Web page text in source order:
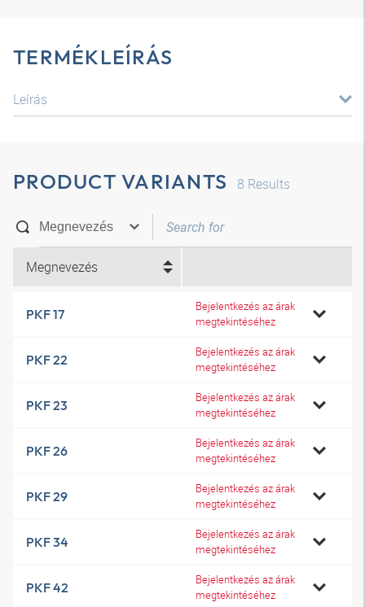
TERMÉKLEÍRÁS
Leírás
PRODUCT VARIANTS 8 Results
Megnevezés
PKF 17
Bejelentkezés az árak
megtekintéséhez
PKF 22
Bejelentkezés az árak
megtekintéséhez
PKF 23
Bejelentkezés az árak
megtekintéséhez
PKF 26
Bejelentkezés az árak
megtekintéséhez
PKF 29
Bejelentkezés az árak
megtekintéséhez
PKF 34
Bejelentkezés az árak
megtekintéséhez
PKF 42
Bejelentkezés az árak
megtekintéséhez